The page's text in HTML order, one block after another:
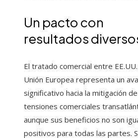
Un pacto con
resultados
El tratado comercial entre
Unión Europea representa un
significativo hacia la mitigación
tensiones comerciales
aunque sus beneficios no son
positivos para todas las partes.